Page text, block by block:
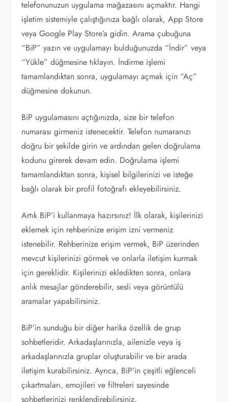
telefonunuzun uygulama mağazasını açmaktır. Hangi
işletim sistemiyle çalıştığınıza bağlı olarak, App Store
veya Google Play Store’a gidin. Arama çubuğuna
“BiP” yazın ve uygulamayı bulduğunuzda “İndir” veya
“Yükle” düğmesine tıklayın. İndirme işlemi
tamamlandıktan sonra, uygulamayı açmak için “Aç”
düğmesine dokunun.
BiP uygulamasını açtığınızda, size bir telefon
numarası girmeniz istenecektir. Telefon numaranızı
doğru bir şekilde girin ve ardından gelen doğrulama
kodunu girerek devam edin. Doğrulama işlemi
tamamlandıktan sonra, kişisel bilgilerinizi ve isteğe
bağlı olarak bir profil fotoğrafı ekleyebilirsiniz.
Artık BiP’i kullanmaya hazırsınız! İlk olarak, kişilerinizi
eklemek için rehberinize erişim izni vermeniz
istenebilir. Rehberinize erişim vermek, BiP üzerinden
mevcut kişilerinizi görmek ve onlarla iletişim kurmak
için gereklidir. Kişilerinizi ekledikten sonra, onlara
anlık mesajlar gönderebilir, sesli veya görüntülü
aramalar yapabilirsiniz.
BiP’in sunduğu bir diğer harika özellik de grup
sohbetleridir. Arkadaşlarınızla, ailenizle veya iş
arkadaşlarınızla gruplar oluşturabilir ve bir arada
iletişim kurabilirsiniz. Ayrıca, BiP’in çeşitli eğlenceli
çıkartmaları, emojileri ve filtreleri sayesinde
sohbetlerinizi renklendirebilirsiniz.